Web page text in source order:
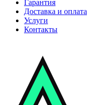
Гарантия
Доставка и оплата
Услуги
Контакты